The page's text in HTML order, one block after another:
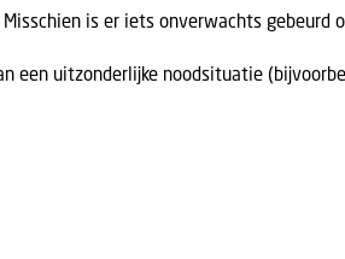
is er iets onverwachts
een uitzonderlijke noodsituatie